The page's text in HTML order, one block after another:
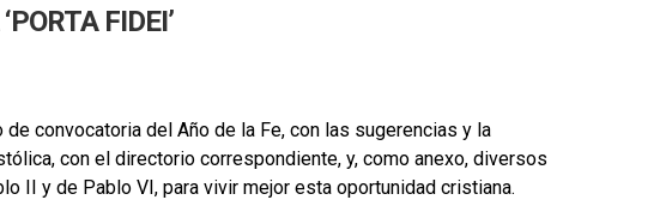
FIDEI’
convocatoria del Año de la Fe, con las sugerencias y la
con el directorio correspondiente, y, como anexo, diversos
II y de Pablo VI, para vivir mejor esta oportunidad cristiana.